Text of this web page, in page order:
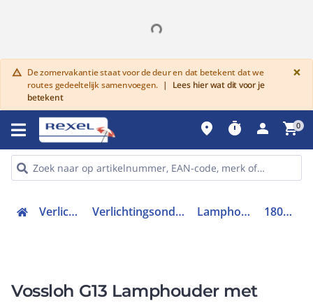
warning De zomervakantie staat voor de deur en dat betekent dat we
routes gedeeltelijk samenvoegen. |
Lees hier wat dit voor je
betekent
×
place timer person shopping_cart0
Verlichting Verlichtingsonderdelen Lamphouders 1800274
Vossloh G13 Lamphouder met